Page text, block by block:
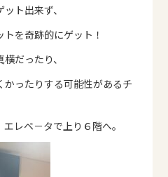
ト出来ず、
を奇跡的にゲット！
だったり、
ったりする可能性があるチ
レベ－タで上り６階へ。